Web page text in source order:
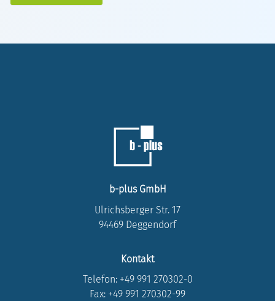
b-plus GmbH
Ulrichsberger Str. 17
94469 Deggendorf
Kontakt
Telefon: +49 991 270302-0
Fax: +49 991 270302-99